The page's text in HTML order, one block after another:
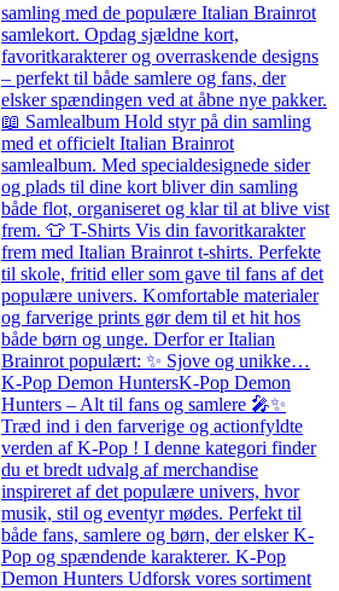
samling med de populære Italian Brainrot
samlekort. Opdag sjældne kort,
favoritkarakterer og overraskende designs
– perfekt til både samlere og fans, der
elsker spændingen ved at åbne nye pakker.
📖 Samlealbum Hold styr på din samling
med et officielt Italian Brainrot
samlealbum. Med specialdesignede sider
og plads til dine kort bliver din samling
både flot, organiseret og klar til at blive vist
frem. 👕 T-Shirts Vis din favoritkarakter
frem med Italian Brainrot t-shirts. Perfekte
til skole, fritid eller som gave til fans af det
populære univers. Komfortable materialer
og farverige prints gør dem til et hit hos
både børn og unge. Derfor er Italian
Brainrot populært: ✨ Sjove og unikke…
K-Pop Demon HuntersK-Pop Demon
Hunters – Alt til fans og samlere 🎤✨
Træd ind i den farverige og actionfyldte
verden af K-Pop ! I denne kategori finder
du et bredt udvalg af merchandise
inspireret af det populære univers, hvor
musik, stil og eventyr mødes. Perfekt til
både fans, samlere og børn, der elsker K-
Pop og spændende karakterer. K-Pop
Demon Hunters Udforsk vores sortiment